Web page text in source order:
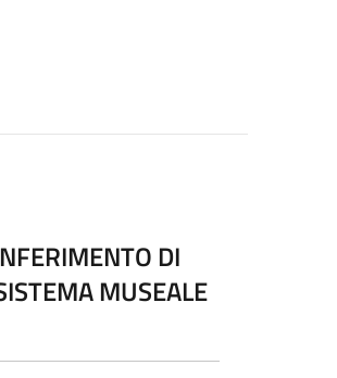
DI
MUSEALE